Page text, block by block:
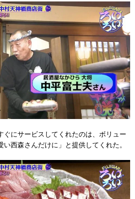
ぐにサービスしてくれたのは、ボリュー
西森さんだけに」と提供してくれた。